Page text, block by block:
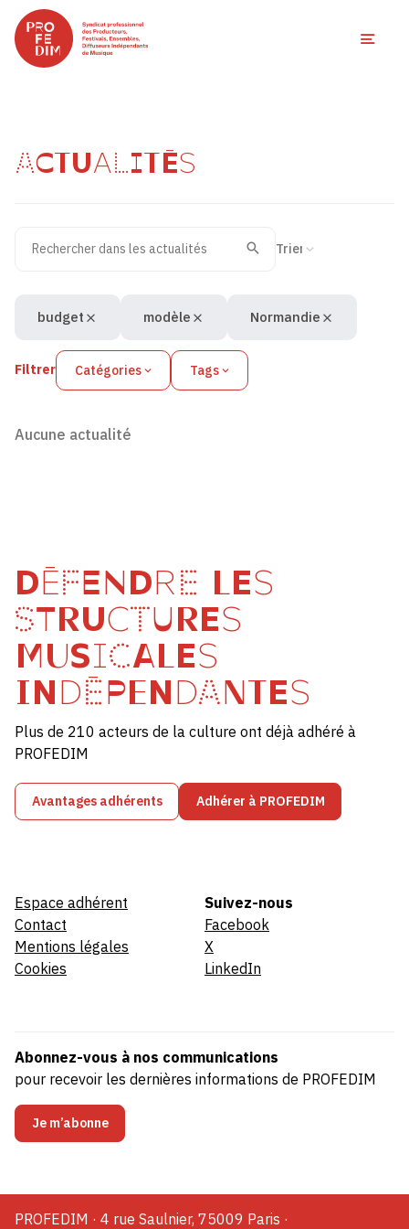
ACTUALITÉS
Recherche
Valider
Filtrer Catégories Tags
budget modèle Normandie
Aucune actualité
DÉFENDRE LES
STRUCTURES
MUSICALES
INDÉPENDANTES
Plus de 210 acteurs de la culture ont déjà adhéré à
PROFEDIM
Avantages adhérents Adhérer à PROFEDIM
Espace adhérent
Contact
Mentions légales
Cookies
Suivez-nous
Facebook
X
LinkedIn
Abonnez-vous à nos communications
pour recevoir les dernières informations de PROFEDIM
Je m’abonne
PROFEDIM · 4 rue Saulnier, 75009 Paris ·